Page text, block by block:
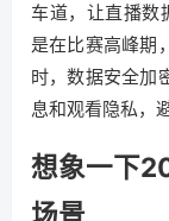
车道，让直播数
是在比赛高峰期
时，数据安全加
息和观看隐私，
想象一下
场景